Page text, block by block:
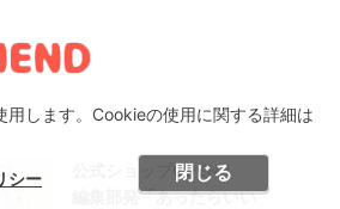
用します。Cookieの使用に関する詳細は
シー
閉じる
公式ショップOPEN！
編集部発「あったらいい